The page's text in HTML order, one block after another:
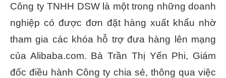
Công ty TNHH DSW là một trong những doanh
nghiệp có được đơn đặt hàng xuất khẩu nhờ
tham gia các khóa hỗ trợ đưa hàng lên mạng
của Alibaba.com. Bà Trần Thị Yến Phi, Giám
đốc điều hành Công ty chia sẻ, thông qua việc